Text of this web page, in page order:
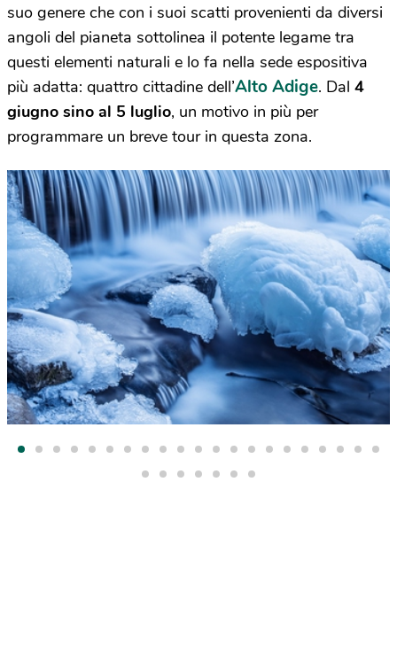
suo genere che con i suoi scatti provenienti da diversi
angoli del pianeta sottolinea il potente legame tra
questi elementi naturali e lo fa nella sede espositiva
più adatta: quattro cittadine dell’Alto Adige. Dal 4
giugno sino al 5 luglio, un motivo in più per
programmare un breve tour in questa zona.